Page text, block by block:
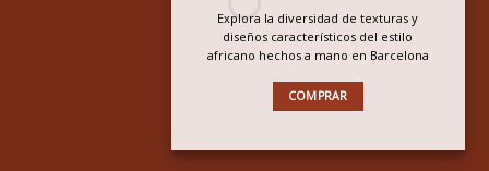
Explora la diversidad de texturas y
diseños característicos del estilo
africano hechos a mano en Barcelona
COMPRAR